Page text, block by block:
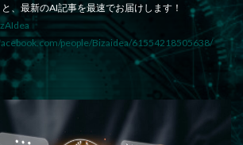
、最新のAI記事を最速でお届けします！
people/Bizaidea/61554218505638/